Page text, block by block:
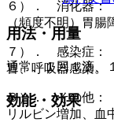
６）． 消化器：
（頻度不明）胃腸
７）． 感染症：
冒、呼吸器感染。
８）． その他：
リルビン増加、血
用法・用量
通常、１回１滴、
効能・効果